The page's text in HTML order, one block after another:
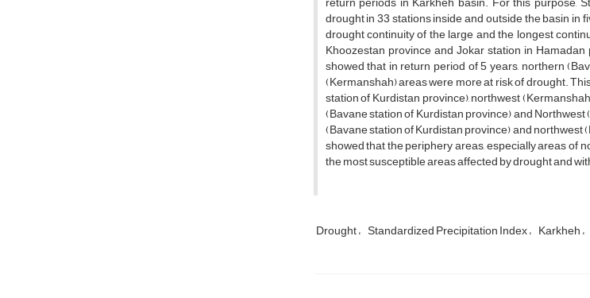
drought in 33 stations inside and outside the basin in
drought continuity of the large and the longest
Khoozestan province and Jokar station in
showed that in return period of 5 years, northern
(Kermanshah) areas were more at risk of drought.
station of Kurdistan province), northwest
(Bavane station of Kurdistan province) and
(Bavane station of Kurdistan province) and
showed that the periphery areas, especially areas of
the most susceptible areas affected by drought and
Drought Standardized Precipitation Index Karkheh